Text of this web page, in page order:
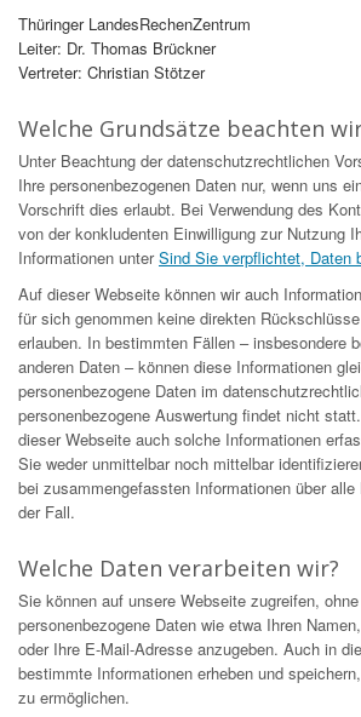
Thüringer LandesRechenZentrum
Leiter: Dr. Thomas Brückner
Vertreter: Christian Stötzer
Welche Grundsätze beachten
Unter Beachtung der datenschutzrechtlichen
Ihre personenbezogenen Daten nur, wenn uns
Vorschrift dies erlaubt. Bei Verwendung des
von der konkludenten Einwilligung zur Nutzung
Informationen unterSind Sie verpflichtet, Daten
Auf dieser Webseite können wir auch
für sich genommen keine direkten
erlauben. In bestimmten Fällen – insbesondere
anderen Daten – können diese Informationen
personenbezogene Daten im
personenbezogene Auswertung findet nicht
dieser Webseite auch solche Informationen
Sie weder unmittelbar noch mittelbar
bei zusammengefassten Informationen über
der Fall.
Welche Daten verarbeiten wir?
Sie können auf unsere Webseite zugreifen,
personenbezogene Daten wie etwa Ihren
oder Ihre E-Mail-Adresse anzugeben. Auch in
bestimmte Informationen erheben und
zu ermöglichen.